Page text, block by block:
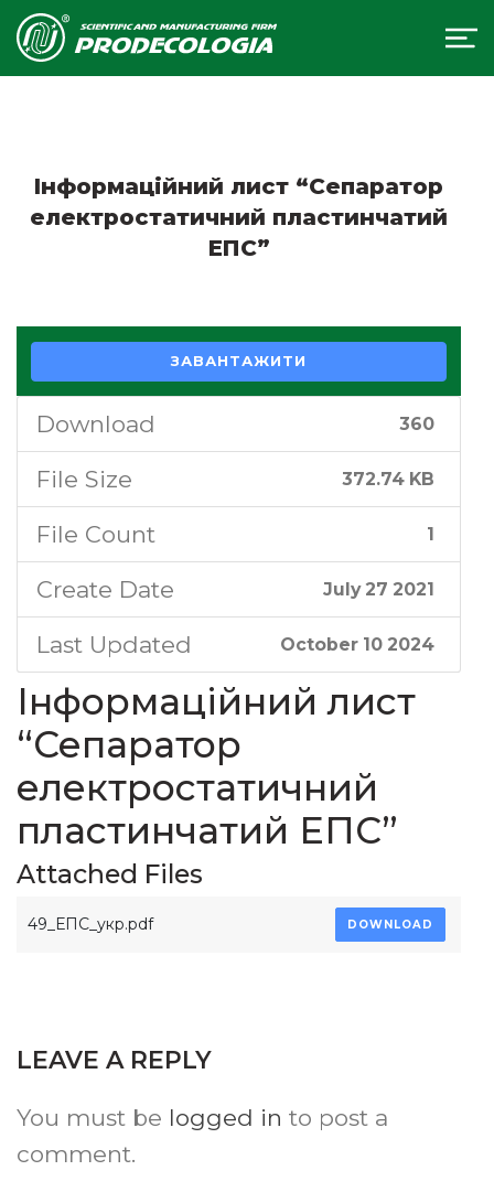
Інформаційний лист “Сепаратор
електростатичний пластинчатий
ЕПС”
ЗАВАНТАЖИТИ
Download 360
File Size 372.74 KB
File Count 1
Create Date July 27 2021
Last Updated October 10 2024
Інформаційний лист
“Сепаратор
електростатичний
пластинчатий ЕПС”
Attached Files
49_ЕПС_укр.pdf DOWNLOAD
LEAVE A REPLY
You must be logged in to post a
comment.